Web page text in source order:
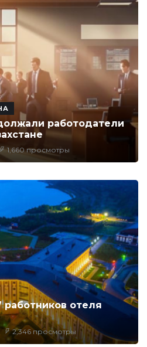
работодатели
1,660 просмотры
работников отеля
2,346 просмотры